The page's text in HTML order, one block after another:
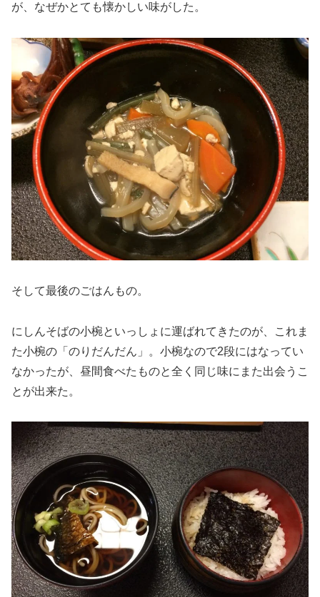
が、なぜかとても懐かしい味がした。
そして最後のごはんもの。
にしんそばの小椀といっしょに運ばれてきたのが、これま
た小椀の「のりだんだん」。小椀なので2段にはなってい
なかったが、昼間食べたものと全く同じ味にまた出会うこ
とが出来た。